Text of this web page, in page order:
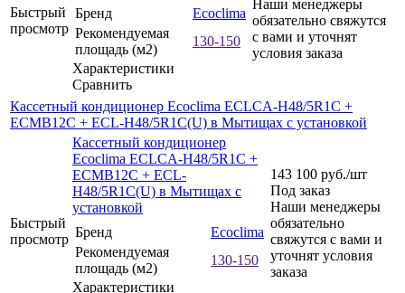
Быстрый
просмотр
Бренд
Ecoclima
Рекомендуемая
площадь (м2)
130-150
Характеристики
Сравнить
Наши менеджеры
обязательно свяжутся
с вами и уточнят
условия заказа
Кассетный кондиционер Ecoclima ECLCA-H48/5R1C +
ECMB12C + ECL-H48/5R1C(U) в Мытищах с установкой
Быстрый
просмотр
Кассетный кондиционер
Ecoclima ECLCA-H48/5R1C +
ECMB12C + ECL-
H48/5R1C(U) в Мытищах с
установкой
Бренд
Ecoclima
Рекомендуемая
площадь (м2)
130-150
Характеристики
143 100 руб./шт
Под заказ
Наши менеджеры
обязательно
свяжутся с вами и
уточнят условия
заказа